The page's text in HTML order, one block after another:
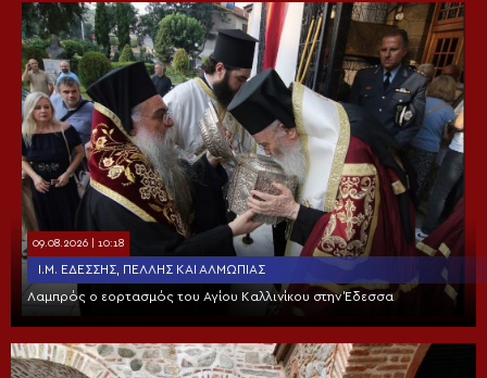
09.08.2026 | 10:18
Ι.Μ. ΕΔΈΣΣΗΣ, ΠΈΛΛΗΣ ΚΑΙ ΑΛΜΩΠΊΑΣ
Λαμπρός ο εορτασμός του Αγίου Καλλινίκου στην Έδεσσα